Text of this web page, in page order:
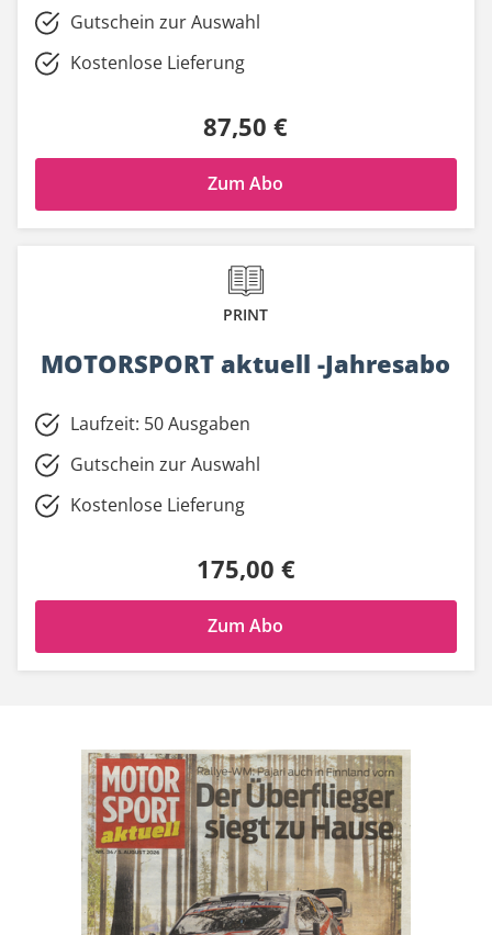
Gutschein zur Auswahl
Kostenlose Lieferung
87,50 €
Zum Abo
PRINT
MOTORSPORT aktuell -Jahresabo
Laufzeit: 50 Ausgaben
Gutschein zur Auswahl
Kostenlose Lieferung
175,00 €
Zum Abo